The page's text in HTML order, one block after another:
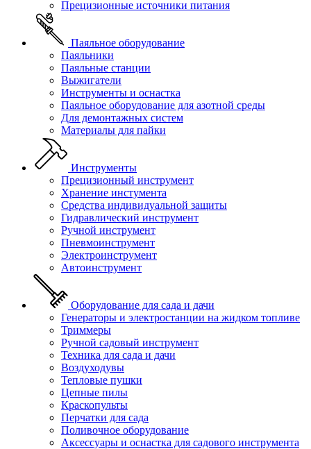
Прецизионные источники питания
Паяльное оборудование
Паяльники
Паяльные станции
Выжигатели
Инструменты и оснастка
Паяльное оборудование для азотной среды
Для демонтажных систем
Материалы для пайки
Инструменты
Прецизионный инструмент
Хранение инстумента
Средства индивидуальной защиты
Гидравлический инструмент
Ручной инструмент
Пневмоинструмент
Электроинструмент
Автоинструмент
Оборудование для сада и дачи
Генераторы и электростанции на жидком топливе
Триммеры
Ручной садовый инструмент
Техника для сада и дачи
Воздуходувы
Тепловые пушки
Цепные пилы
Краскопульты
Перчатки для сада
Поливочное оборудование
Аксессуары и оснастка для садового инструмента